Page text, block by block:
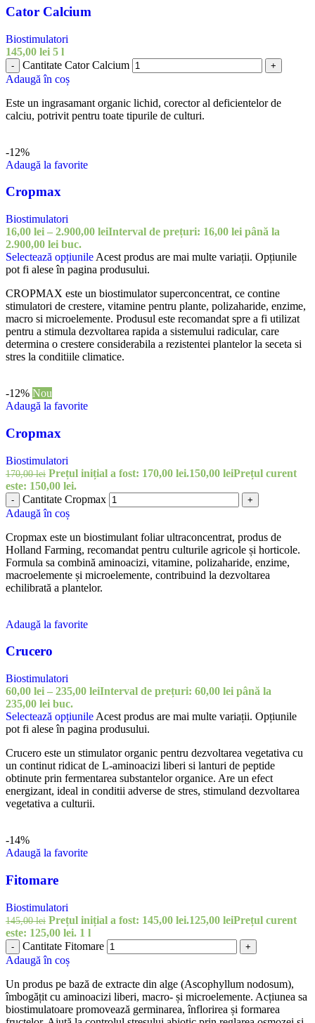
Cator Calcium
Biostimulatori
145,00 lei 5 l
- Cantitate Cator Calcium +
Adaugă în coș
Este un ingrasamant organic lichid, corector al deficientelor de
calciu, potrivit pentru toate tipurile de culturi.
-12%
Adaugă la favorite
Cropmax
Biostimulatori
16,00 lei – 2.900,00 leiInterval de prețuri: 16,00 lei până la
2.900,00 lei buc.
Selectează opțiunile Acest produs are mai multe variații. Opțiunile
pot fi alese în pagina produsului.
CROPMAX este un biostimulator superconcentrat, ce contine
stimulatori de crestere, vitamine pentru plante, polizaharide, enzime,
macro si microelemente. Produsul este recomandat spre a fi utilizat
pentru a stimula dezvoltarea rapida a sistemului radicular, care
determina o crestere considerabila a rezistentei plantelor la seceta si
stres la conditiile climatice.
-12% Nou
Adaugă la favorite
Cropmax
Biostimulatori
170,00lei Prețul inițial a fost: 170,00 lei.150,00 leiPrețul curent
este: 150,00 lei.
- Cantitate Cropmax +
Adaugă în coș
Cropmax este un biostimulant foliar ultraconcentrat, produs de
Holland Farming, recomandat pentru culturile agricole și horticole.
Formula sa combină aminoacizi, vitamine, polizaharide, enzime,
macroelemente și microelemente, contribuind la dezvoltarea
echilibrată a plantelor.
Adaugă la favorite
Crucero
Biostimulatori
60,00 lei – 235,00 leiInterval de prețuri: 60,00 lei până la
235,00 lei buc.
Selectează opțiunile Acest produs are mai multe variații. Opțiunile
pot fi alese în pagina produsului.
Crucero este un stimulator organic pentru dezvoltarea vegetativa cu
un continut ridicat de L-aminoacizi liberi si lanturi de peptide
obtinute prin fermentarea substantelor organice. Are un efect
energizant, ideal in conditii adverse de stres, stimuland dezvoltarea
vegetativa a culturii.
-14%
Adaugă la favorite
Fitomare
Biostimulatori
145,00lei Prețul inițial a fost: 145,00 lei.125,00 leiPrețul curent
este: 125,00 lei. 1 l
- Cantitate Fitomare +
Adaugă în coș
Un produs pe bază de extracte din alge (Ascophyllum nodosum),
îmbogățit cu aminoacizi liberi, macro- și microelemente. Acțiunea sa
biostimulatoare promovează germinarea, înflorirea și formarea